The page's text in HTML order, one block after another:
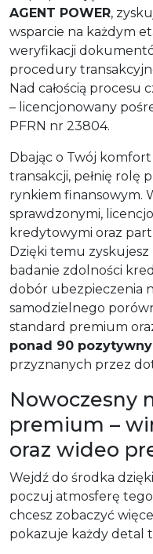
AGENT POWER,
wsparcie na każdym
weryfikacji
procedury
Nad całością procesu
– licencjonowany
PFRN nr 23804.
Dbając o Twój
transakcji, pełnię rolę
rynkiem finansowym.
sprawdzonymi,
kredytowymi oraz
Dzięki temu
badanie zdolności
dobór ubezpieczenia
samodzielnego
standard premium
ponad 90
przyznanych przez
Nowoczesny
premium –
oraz wideo
Wejdź do środka
poczuj atmosferę tego
chcesz zobaczyć
pokazuje każdy detal